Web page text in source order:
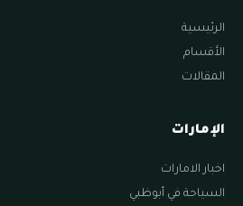
الرئيسية
الأقسام
المقالات
الإمارات
اخبار الامارات
السياحة في أبوظبي